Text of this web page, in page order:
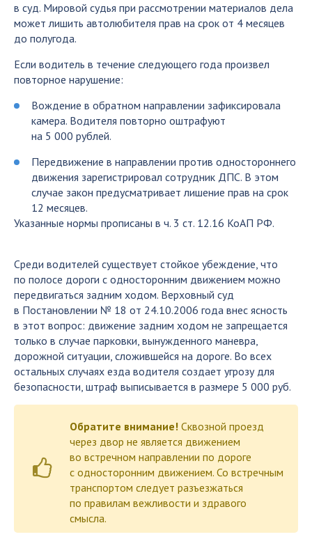
в суд. Мировой судья при рассмотрении материалов дела
может лишить автолюбителя прав на срок от 4 месяцев
до полугода.
Если водитель в течение следующего года произвел
повторное нарушение:
Вождение в обратном направлении зафиксировала
камера. Водителя повторно оштрафуют
на 5 000 рублей.
Передвижение в направлении против одностороннего
движения зарегистрировал сотрудник ДПС. В этом
случае закон предусматривает лишение прав на срок
12 месяцев.
Указанные нормы прописаны в ч. 3 ст. 12.16 КоАП РФ.
Среди водителей существует стойкое убеждение, что
по полосе дороги с односторонним движением можно
передвигаться задним ходом. Верховный суд
в Постановлении № 18 от 24.10.2006 года внес ясность
в этот вопрос: движение задним ходом не запрещается
только в случае парковки, вынужденного маневра,
дорожной ситуации, сложившейся на дороге. Во всех
остальных случаях езда водителя создает угрозу для
безопасности, штраф выписывается в размере 5 000 руб.
Обратите внимание! Сквозной проезд
через двор не является движением
во встречном направлении по дороге
с односторонним движением. Со встречным
транспортом следует разъезжаться
по правилам вежливости и здравого
смысла.